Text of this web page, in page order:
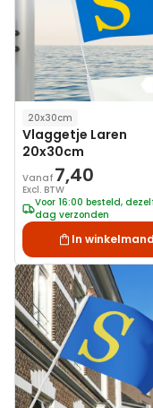
20x30cm
Vlaggetje Laren
20x30cm
Vanaf 7,40
Excl. BTW
Voor 16:00 besteld,
dag verzonden
In winkelmand